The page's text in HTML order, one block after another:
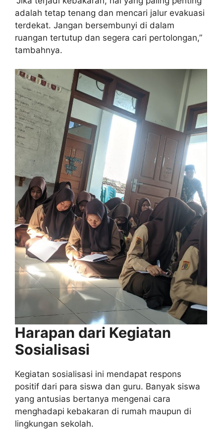
adalah tetap tenang dan mencari jalur evakuasi
terdekat. Jangan bersembunyi di dalam
ruangan tertutup dan segera cari pertolongan,”
tambahnya.
Harapan dari Kegiatan
Sosialisasi
Kegiatan sosialisasi ini mendapat respons
positif dari para siswa dan guru. Banyak siswa
yang antusias bertanya mengenai cara
menghadapi kebakaran di rumah maupun di
lingkungan sekolah.